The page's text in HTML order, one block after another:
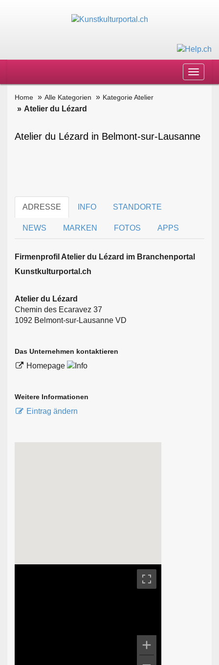
Toggle
Home Alle Kategorien Kategorie Atelier
Atelier du Lézard
Atelier du Lézard in Belmont-sur-Lausanne
ADRESSE INFO STANDORTE
NEWS MARKEN FOTOS APPS
Firmen­profil Atelier du Lézard im Branchen­portal
Kunstkulturportal.ch
Atelier du Lézard
Chemin des Ecaravez 37
1092 Belmont-sur-Lausanne VD
Das Unternehmen kontaktieren
Homepage
Weitere Informationen
Eintrag ändern